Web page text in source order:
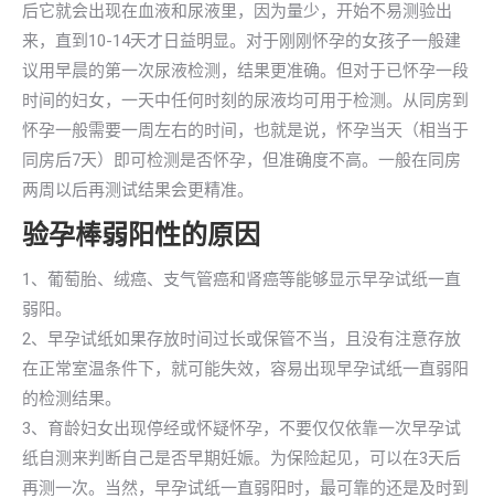
后它就会出现在血液和尿液里，因为量少，开始不易测验出
来，直到10-14天才日益明显。对于刚刚怀孕的女孩子一般建
议用早晨的第一次尿液检测，结果更准确。但对于已怀孕一段
时间的妇女，一天中任何时刻的尿液均可用于检测。从同房到
怀孕一般需要一周左右的时间，也就是说，怀孕当天（相当于
同房后7天）即可检测是否怀孕，但准确度不高。一般在同房
两周以后再测试结果会更精准。
验孕棒弱阳性的原因
1、葡萄胎、绒癌、支气管癌和肾癌等能够显示早孕试纸一直
弱阳。
2、早孕试纸如果存放时间过长或保管不当，且没有注意存放
在正常室温条件下，就可能失效，容易出现早孕试纸一直弱阳
的检测结果。
3、育龄妇女出现停经或怀疑怀孕，不要仅仅依靠一次早孕试
纸自测来判断自己是否早期妊娠。为保险起见，可以在3天后
再测一次。当然，早孕试纸一直弱阳时，最可靠的还是及时到